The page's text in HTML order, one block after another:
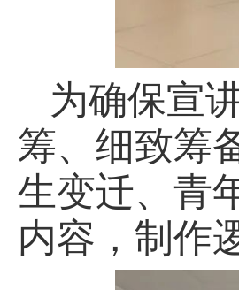
为确保宣
筹、细致筹
生变迁、青
内容，制作